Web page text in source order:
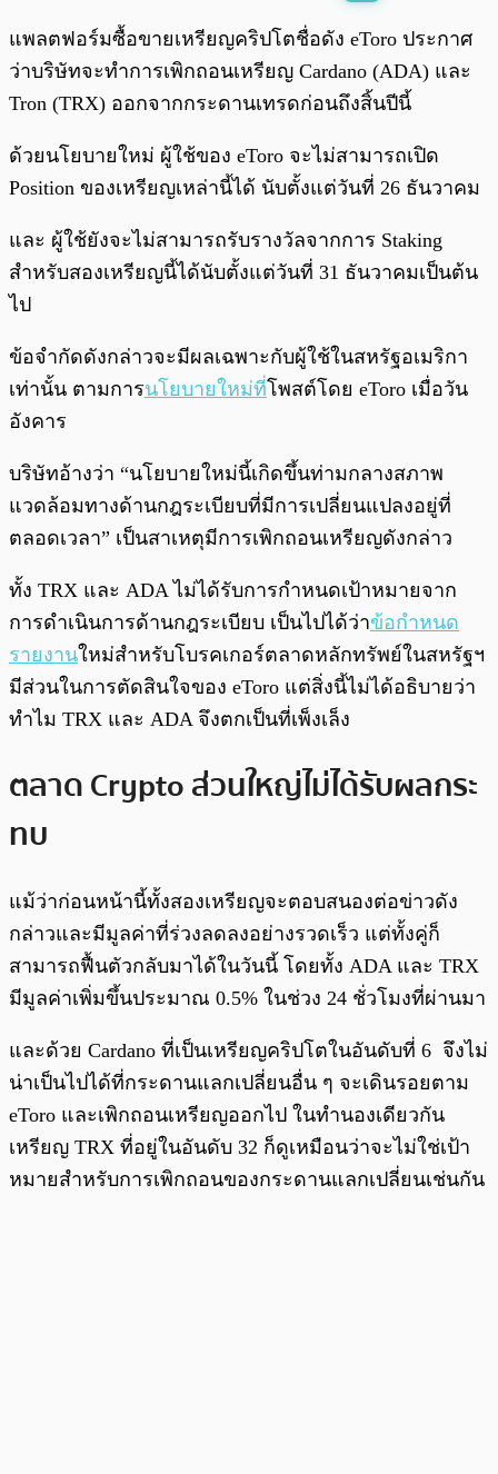
พร้อมเล่น
แพลตฟอร์มซื้อขายเหรียญคริปโตชื่อดัง eToro ประกาศ
ว่าบริษัทจะทำการเพิกถอนเหรียญ Cardano (ADA) และ
Tron (TRX) ออกจากกระดานเทรดก่อนถึงสิ้นปีนี้
ด้วยนโยบายใหม่ ผู้ใช้ของ eToro จะไม่สามารถเปิด
Position ของเหรียญเหล่านี้ได้ นับตั้งแต่วันที่ 26 ธันวาคม
และ ผู้ใช้ยังจะไม่สามารถรับรางวัลจากการ Staking
สำหรับสองเหรียญนี้ได้นับตั้งแต่วันที่ 31 ธันวาคมเป็นต้น
ไป
ข้อจำกัดดังกล่าวจะมีผลเฉพาะกับผู้ใช้ในสหรัฐอเมริกา
เท่านั้น ตามการนโยบายใหม่ที่โพสต์โดย eToro เมื่อวัน
อังคาร
บริษัทอ้างว่า “นโยบายใหม่นี้เกิดขึ้นท่ามกลางสภาพ
แวดล้อมทางด้านกฎระเบียบที่มีการเปลี่ยนแปลงอยู่ที่
ตลอดเวลา” เป็นสาเหตุมีการเพิกถอนเหรียญดังกล่าว
ทั้ง TRX และ ADA ไม่ได้รับการกำหนดเป้าหมายจาก
การดำเนินการด้านกฎระเบียบ เป็นไปได้ว่าข้อกำหนด
รายงานใหม่สำหรับโบรคเกอร์ตลาดหลักทรัพย์ในสหรัฐฯ
มีส่วนในการตัดสินใจของ eToro แต่สิ่งนี้ไม่ได้อธิบายว่า
ทำไม TRX และ ADA จึงตกเป็นที่เพ็งเล็ง
ตลาด Crypto ส่วนใหญ่ไม่ได้รับผลกระ
ทบ
แม้ว่าก่อนหน้านี้ทั้งสองเหรียญจะตอบสนองต่อข่าวดัง
กล่าวและมีมูลค่าที่ร่วงลดลงอย่างรวดเร็ว แต่ทั้งคู่ก็
สามารถฟื้นตัวกลับมาได้ในวันนี้ โดยทั้ง ADA และ TRX
มีมูลค่าเพิ่มขึ้นประมาณ 0.5% ในช่วง 24 ชั่วโมงที่ผ่านมา
และด้วย Cardano ที่เป็นเหรียญคริปโตในอันดับที่ 6 จึงไม่
น่าเป็นไปได้ที่กระดานแลกเปลี่ยนอื่น ๆ จะเดินรอยตาม
eToro และเพิกถอนเหรียญออกไป ในทำนองเดียวกัน
เหรียญ TRX ที่อยู่ในอันดับ 32 ก็ดูเหมือนว่าจะไม่ใช่เป้า
หมายสำหรับการเพิกถอนของกระดานแลกเปลี่ยนเช่นกัน